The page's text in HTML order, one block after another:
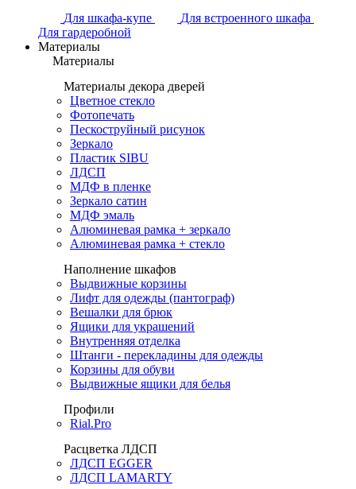
Для шкафа-купе
Для встроенного шкафа
Для гардеробной
Материалы
Материалы
Материалы декора дверей
Цветное стекло
Фотопечать
Пескоструйный рисунок
Зеркало
Пластик SIBU
ЛДСП
МДФ в пленке
Зеркало сатин
МДФ эмаль
Алюминевая рамка + зеркало
Алюминевая рамка + стекло
Наполнение шкафов
Выдвижные корзины
Лифт для одежды (пантограф)
Вешалки для брюк
Ящики для украшений
Внутренняя отделка
Штанги - перекладины для одежды
Корзины для обуви
Выдвижные ящики для белья
Профили
Rial.Pro
Расцветка ЛДСП
ЛДСП EGGER
ЛДСП LAMARTY